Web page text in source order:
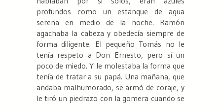
profundos como un estanque de agua
serena en medio de la noche. Ramón
agachaba la cabeza y obedecía siempre de
forma diligente. El pequeño Tomás no le
tenía respeto a Don Ernesto, pero sí un
poco de miedo. Y le molestaba la forma que
tenía de tratar a su papá. Una mañana, que
andaba malhumorado, se armó de coraje, y
le tiró un piedrazo con la gomera cuando se